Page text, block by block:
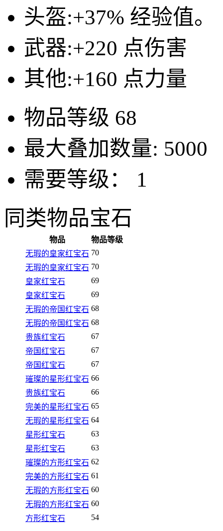
头盔:+37% 经验值。
武器:+220 点伤害
其他:+160 点力量
物品等级 68
最大叠加数量: 5000
需要等级：
1
同类物品宝石
物品
物品等级
无瑕的皇家红宝石 70
无瑕的皇家红宝石 70
皇家红宝石
69
皇家红宝石
69
无瑕的帝国红宝石 68
无瑕的帝国红宝石 68
贵族红宝石
67
帝国红宝石
67
帝国红宝石
67
璀璨的星形红宝石 66
贵族红宝石
66
完美的星形红宝石 65
无瑕的星形红宝石 64
星形红宝石
63
星形红宝石
63
璀璨的方形红宝石 62
完美的方形红宝石 61
无瑕的方形红宝石 60
无瑕的方形红宝石 60
方形红宝石
54